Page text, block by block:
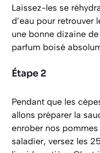
Laissez-les se
d’eau pour retrouver
une bonne dizaine
parfum boisé
Étape 2
Pendant que les
allons préparer la
enrober nos
saladier, versez les